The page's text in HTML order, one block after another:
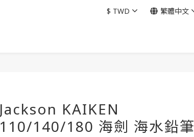
$ TWD 繁體中文
Jackson KAIKEN
110/140/180 海劍 海水鉛筆